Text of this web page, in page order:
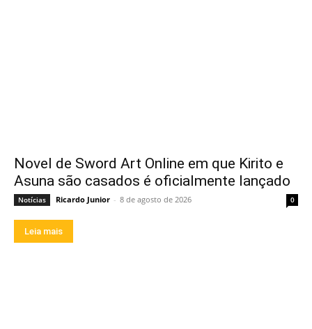
Novel de Sword Art Online em que Kirito e
Asuna são casados é oficialmente lançado
Notícias Ricardo Junior - 8 de agosto de 2026 0
Leia mais